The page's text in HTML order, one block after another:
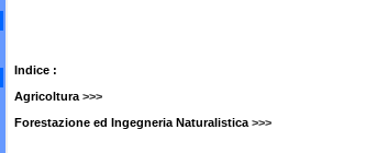
Indice :
Agricoltura >>>
Forestazione ed Ingegneria Naturalistica >>>